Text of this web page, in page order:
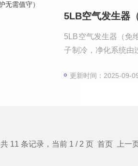
5LB空气发生器
5LB空气发生器（免
子制冷，净化系统由
更新时间：2025-09-
共 11 条记录，当前 1 / 2 页 首页 上一